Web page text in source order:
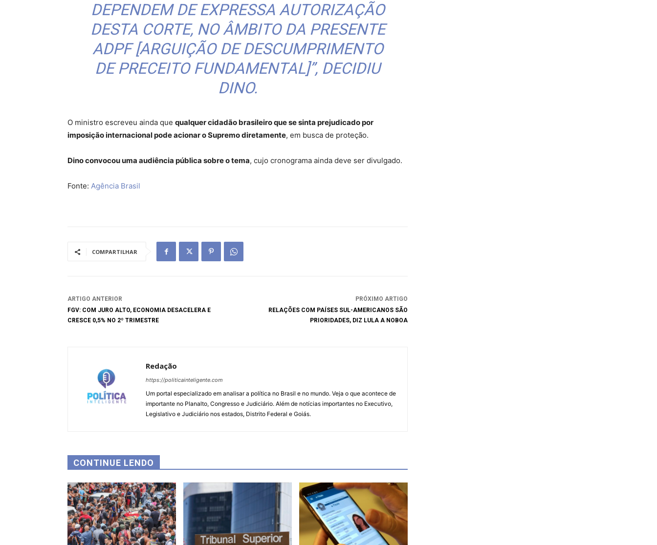
DEPENDEM DE EXPRESSA AUTORIZAÇÃO
DESTA CORTE, NO ÂMBITO DA PRESENTE
ADPF [ARGUIÇÃO DE DESCUMPRIMENTO
DE PRECEITO FUNDAMENTAL]”, DECIDIU
DINO.
O ministro escreveu ainda que qualquer cidadão brasileiro que se sinta prejudicado por
imposição internacional pode acionar o Supremo diretamente, em busca de proteção.
Dino convocou uma audiência pública sobre o tema, cujo cronograma ainda deve ser divulgado.
Fonte: Agência Brasil
COMPARTILHAR
ARTIGO ANTERIOR
FGV: COM JURO ALTO, ECONOMIA DESACELERA E
CRESCE 0,5% NO 2º TRIMESTRE
PRÓXIMO ARTIGO
RELAÇÕES COM PAÍSES SUL-AMERICANOS SÃO
PRIORIDADES, DIZ LULA A NOBOA
Redação
https://politicainteligente.com
Um portal especializado em analisar a política no Brasil e no mundo. Veja o que acontece de
importante no Planalto, Congresso e Judiciário. Além de notícias importantes no Executivo,
Legislativo e Judiciário nos estados, Distrito Federal e Goiás.
CONTINUE LENDO